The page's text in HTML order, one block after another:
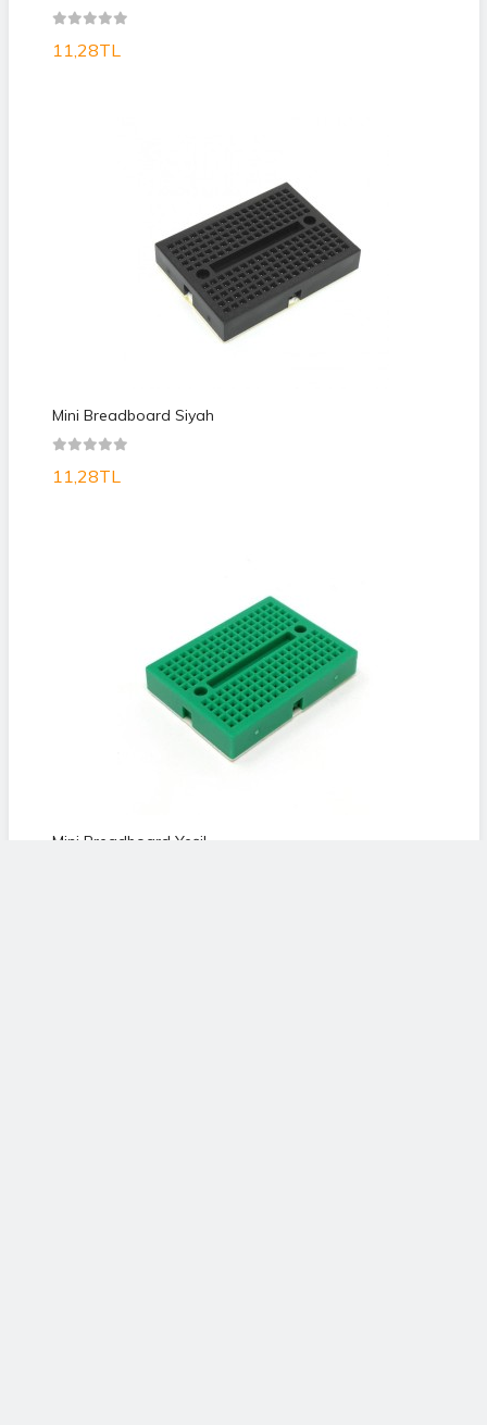
11,28TL
Mini Breadboard Siyah
11,28TL
Mini Breadboard Yeşil